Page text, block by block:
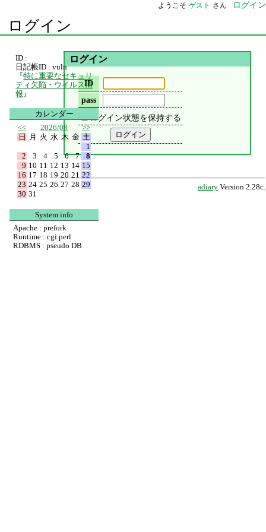
ようこそ ゲスト さん ログイン
ログイン
ログイン
ID
pass
ログイン状態を保持する
adiary Version 2.28c.
ID :
日記帳ID : vuln
『特に重要なセキュリ
ティ欠陥・ウイルス情
報 』
カレンダー
<<
2026/08
>>
日
月 火 水 木 金 土
1
2
3 4 5 6 7
8
9 10 11 12 13 14 15
16 17 18 19 20 21 22
23 24 25 26 27 28 29
30 31
System info
Apache : prefork
Runtime : cgi perl
RDBMS : pseudo DB